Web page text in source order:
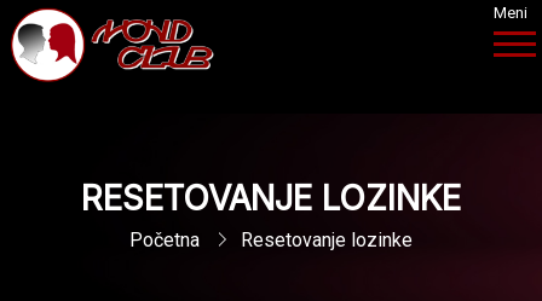
Meni
RESETOVANJE LOZINKE
Početna Resetovanje lozinke